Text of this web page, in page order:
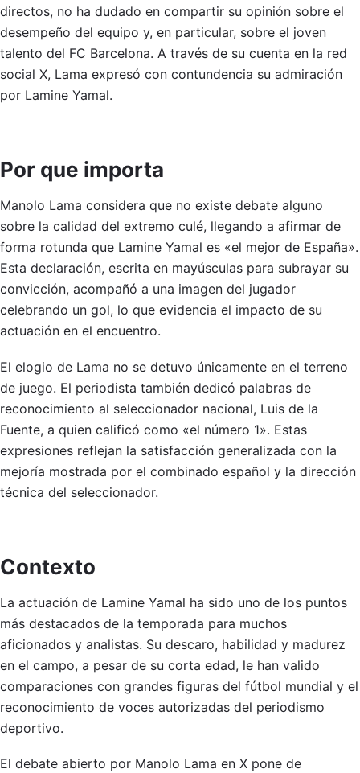
directos, no ha dudado en compartir su opinión sobre el
desempeño del equipo y, en particular, sobre el joven
talento del FC Barcelona. A través de su cuenta en la red
social X, Lama expresó con contundencia su admiración
por Lamine Yamal.
Por que importa
Manolo Lama considera que no existe debate alguno
sobre la calidad del extremo culé, llegando a afirmar de
forma rotunda que Lamine Yamal es «el mejor de España».
Esta declaración, escrita en mayúsculas para subrayar su
convicción, acompañó a una imagen del jugador
celebrando un gol, lo que evidencia el impacto de su
actuación en el encuentro.
El elogio de Lama no se detuvo únicamente en el terreno
de juego. El periodista también dedicó palabras de
reconocimiento al seleccionador nacional, Luis de la
Fuente, a quien calificó como «el número 1». Estas
expresiones reflejan la satisfacción generalizada con la
mejoría mostrada por el combinado español y la dirección
técnica del seleccionador.
Contexto
La actuación de Lamine Yamal ha sido uno de los puntos
más destacados de la temporada para muchos
aficionados y analistas. Su descaro, habilidad y madurez
en el campo, a pesar de su corta edad, le han valido
comparaciones con grandes figuras del fútbol mundial y el
reconocimiento de voces autorizadas del periodismo
deportivo.
El debate abierto por Manolo Lama en X pone de